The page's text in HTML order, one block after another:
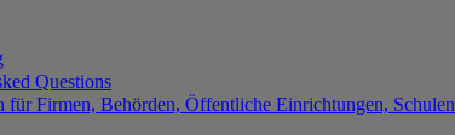
Questions
für Firmen, Behörden, Öffentliche Einrichtungen, Schulen